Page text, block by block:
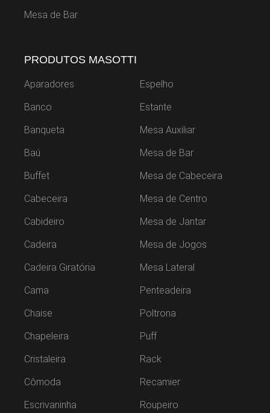
Mesa de Bar
PRODUTOS MASOTTI
Aparadores
Banco
Banqueta
Baú
Buffet
Cabeceira
Cabideiro
Cadeira
Cadeira Giratória
Cama
Chaise
Chapeleira
Cristaleira
Cômoda
Escrivaninha
Espelho
Estante
Mesa Auxiliar
Mesa de Bar
Mesa de Cabeceira
Mesa de Centro
Mesa de Jantar
Mesa de Jogos
Mesa Lateral
Penteadeira
Poltrona
Puff
Rack
Recamier
Roupeiro